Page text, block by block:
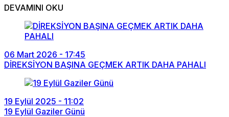
DEVAMINI OKU
06 Mart 2026 - 17:45
DİREKSİYON BAŞINA GEÇMEK ARTIK DAHA PAHALI
19 Eylül 2025 - 11:02
19 Eylül Gaziler Günü